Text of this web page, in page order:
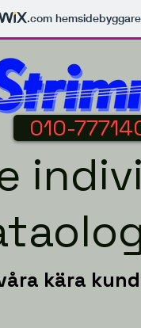
.com
010-
kära